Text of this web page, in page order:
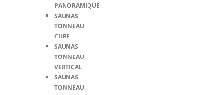
PANORAMIQUE
SAUNAS
TONNEAU
CUBE
SAUNAS
TONNEAU
VERTICAL
SAUNAS
TONNEAU